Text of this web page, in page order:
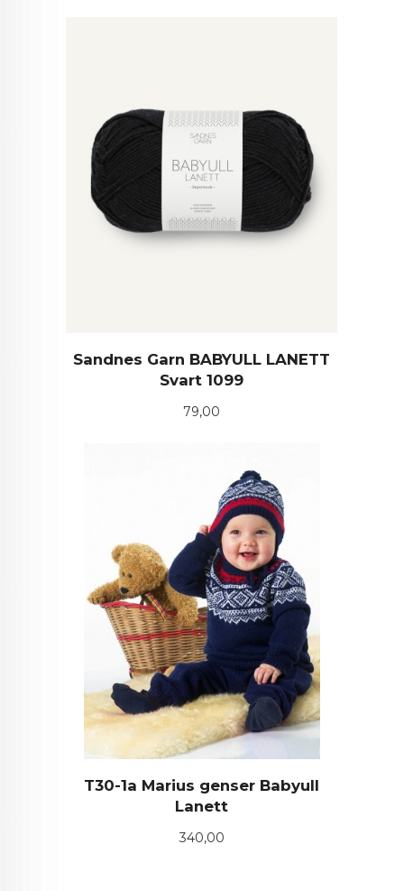
Sandnes Garn BABYULL LANETT
Svart 1099
Pris
79,00
T30-1a Marius genser Babyull
Lanett
Pris
340,00